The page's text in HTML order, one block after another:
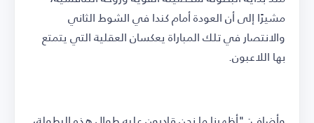
مشيرًا إلى أن العودة أمام كندا في الشوط الثاني
والانتصار في تلك المباراة يعكسان العقلية التي يتمتع
بها اللاعبون.